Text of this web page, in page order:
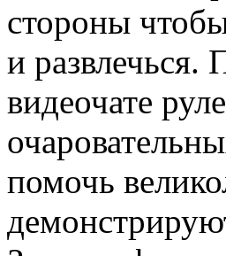
стороны
и
видеочате
помочь